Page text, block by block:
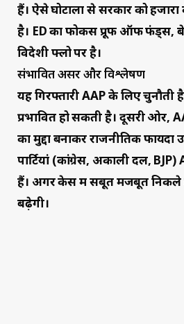
हैं। ऐसे घोटालों से सरकार को
है। ED का फोकस प्रूफ ऑफ फंड्स,
विदेशी फ्लो पर है।
संभावित असर और विश्लेषण
यह गिरफ्तारी AAP के लिए चुनौती
प्रभावित हो सकती है। दूसरी ओर,
का मुद्दा बनाकर राजनीतिक फायदा
पार्टियां (कांग्रेस, अकाली दल,
हैं। अगर केस में सबूत मजबूत निकले
बढ़ेगी।